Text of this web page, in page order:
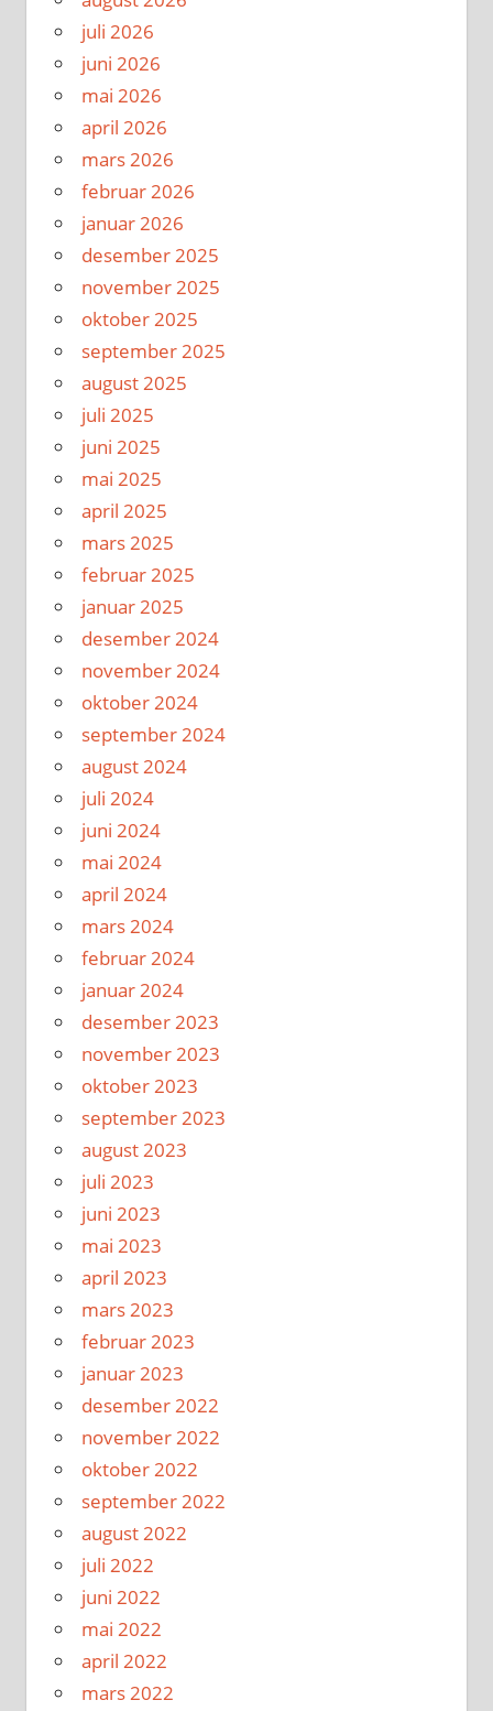
juli 2026
juni 2026
mai 2026
april 2026
mars 2026
februar 2026
januar 2026
desember 2025
november 2025
oktober 2025
september 2025
august 2025
juli 2025
juni 2025
mai 2025
april 2025
mars 2025
februar 2025
januar 2025
desember 2024
november 2024
oktober 2024
september 2024
august 2024
juli 2024
juni 2024
mai 2024
april 2024
mars 2024
februar 2024
januar 2024
desember 2023
november 2023
oktober 2023
september 2023
august 2023
juli 2023
juni 2023
mai 2023
april 2023
mars 2023
februar 2023
januar 2023
desember 2022
november 2022
oktober 2022
september 2022
august 2022
juli 2022
juni 2022
mai 2022
april 2022
mars 2022